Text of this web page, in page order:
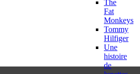
The
Fat
Monkeys
Tommy
Hilfiger
Une
histoire
de